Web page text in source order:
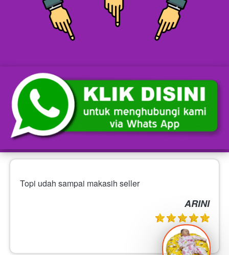
Topi udah sampai makasih seller
ARINI